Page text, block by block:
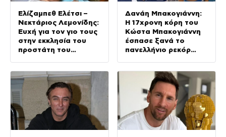
Ελίζαμπεθ Ελέτσι –
Νεκτάριος Λεμονίδης:
Ευχή για τον γιο τους
στην εκκλησία του
προστάτη του
Δανάη Μπακογιάννη:
Η 17χρονη κόρη του
Κώστα Μπακογιάννη
έσπασε ξανά το
πανελλήνιο ρεκόρ